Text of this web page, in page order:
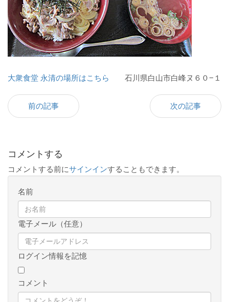
大衆食堂 永清の場所はこちら 石川県白山市白峰ヌ６０−１
前の記事 次の記事
コメントする
コメントする前にサインインすることもできます。
名前
電子メール（任意）
ログイン情報を記憶
コメント